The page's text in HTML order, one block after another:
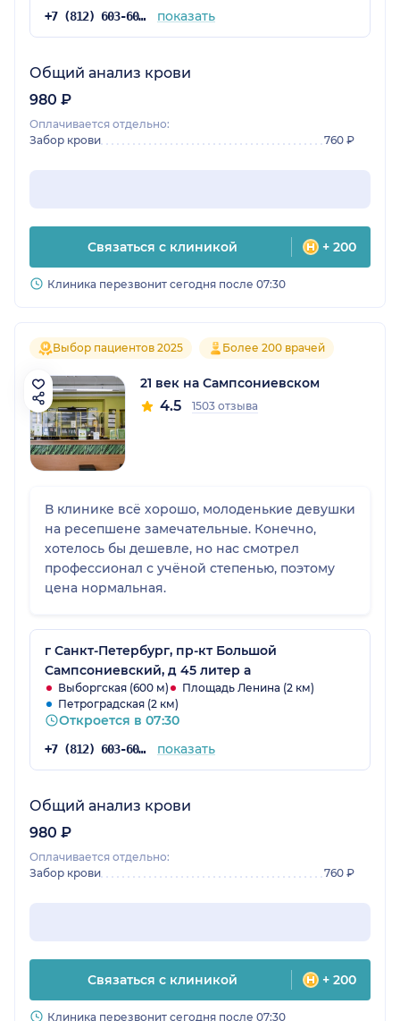
+7 (812) 603-60-42 показать
Общий анализ крови
980 ₽
Оплачивается отдельно:
Забор крови
760 ₽
Связаться с клиникой + 200
Клиника перезвонит сегодня после 07:30
Выбор пациентов 2025 Более 200 врачей
21 век на Сампсониевском
4.5 1503 отзыва
В клинике всё хорошо, молоденькие девушки
на ресепшене замечательные. Конечно,
хотелось бы дешевле, но нас смотрел
профессионал с учёной степенью, поэтому
цена нормальная.
г Санкт-Петербург, пр-кт Большой
Сампсониевский, д 45 литер а
Выборгская (600 м)
Площадь Ленина (2 км)
Петроградская (2 км)
Откроется в 07:30
+7 (812) 603-60-42 показать
Общий анализ крови
980 ₽
Оплачивается отдельно:
Забор крови
760 ₽
Связаться с клиникой + 200
Клиника перезвонит сегодня после 07:30